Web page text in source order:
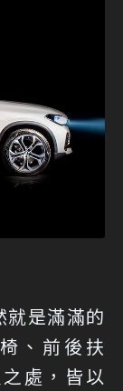
是滿滿的
、前後扶
處，皆以